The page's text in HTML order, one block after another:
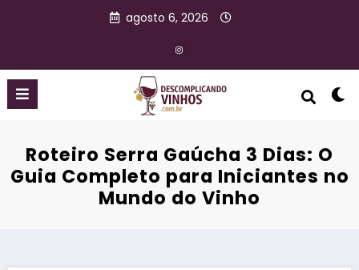
agosto 6, 2026
Roteiro Serra Gaúcha 3 Dias: O
Guia Completo para Iniciantes no
Mundo do Vinho